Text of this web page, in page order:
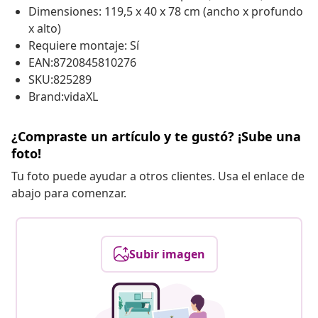
Dimensiones: 119,5 x 40 x 78 cm (ancho x profundo
x alto)
Requiere montaje: Sí
EAN:8720845810276
SKU:825289
Brand:vidaXL
¿Compraste un artículo y te gustó? ¡Sube una
foto!
Tu foto puede ayudar a otros clientes. Usa el enlace de
abajo para comenzar.
Subir imagen